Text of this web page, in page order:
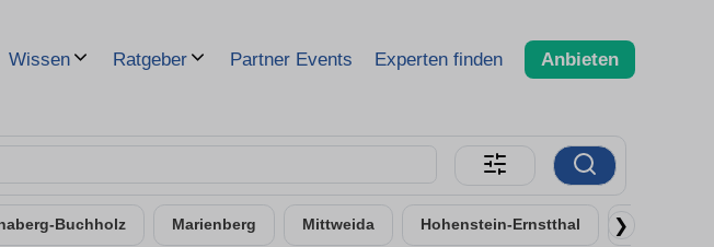
Wissen Ratgeber Partner Events Experten finden Anbieten
Buchholz Marienberg Mittweida Hohenstein-Ernstthal ❯